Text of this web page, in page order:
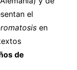
el
en
de